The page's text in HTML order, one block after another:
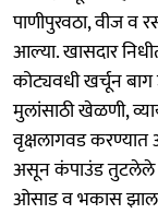
पाणीपुरवठा, वीज व
आल्या. खासदार
कोट्यवधी खर्चून बाग
मुलांसाठी खेळणी,
वृक्षलागवड करण्यात
असून कंपाउंड तुटलेले
ओसाड व भकास